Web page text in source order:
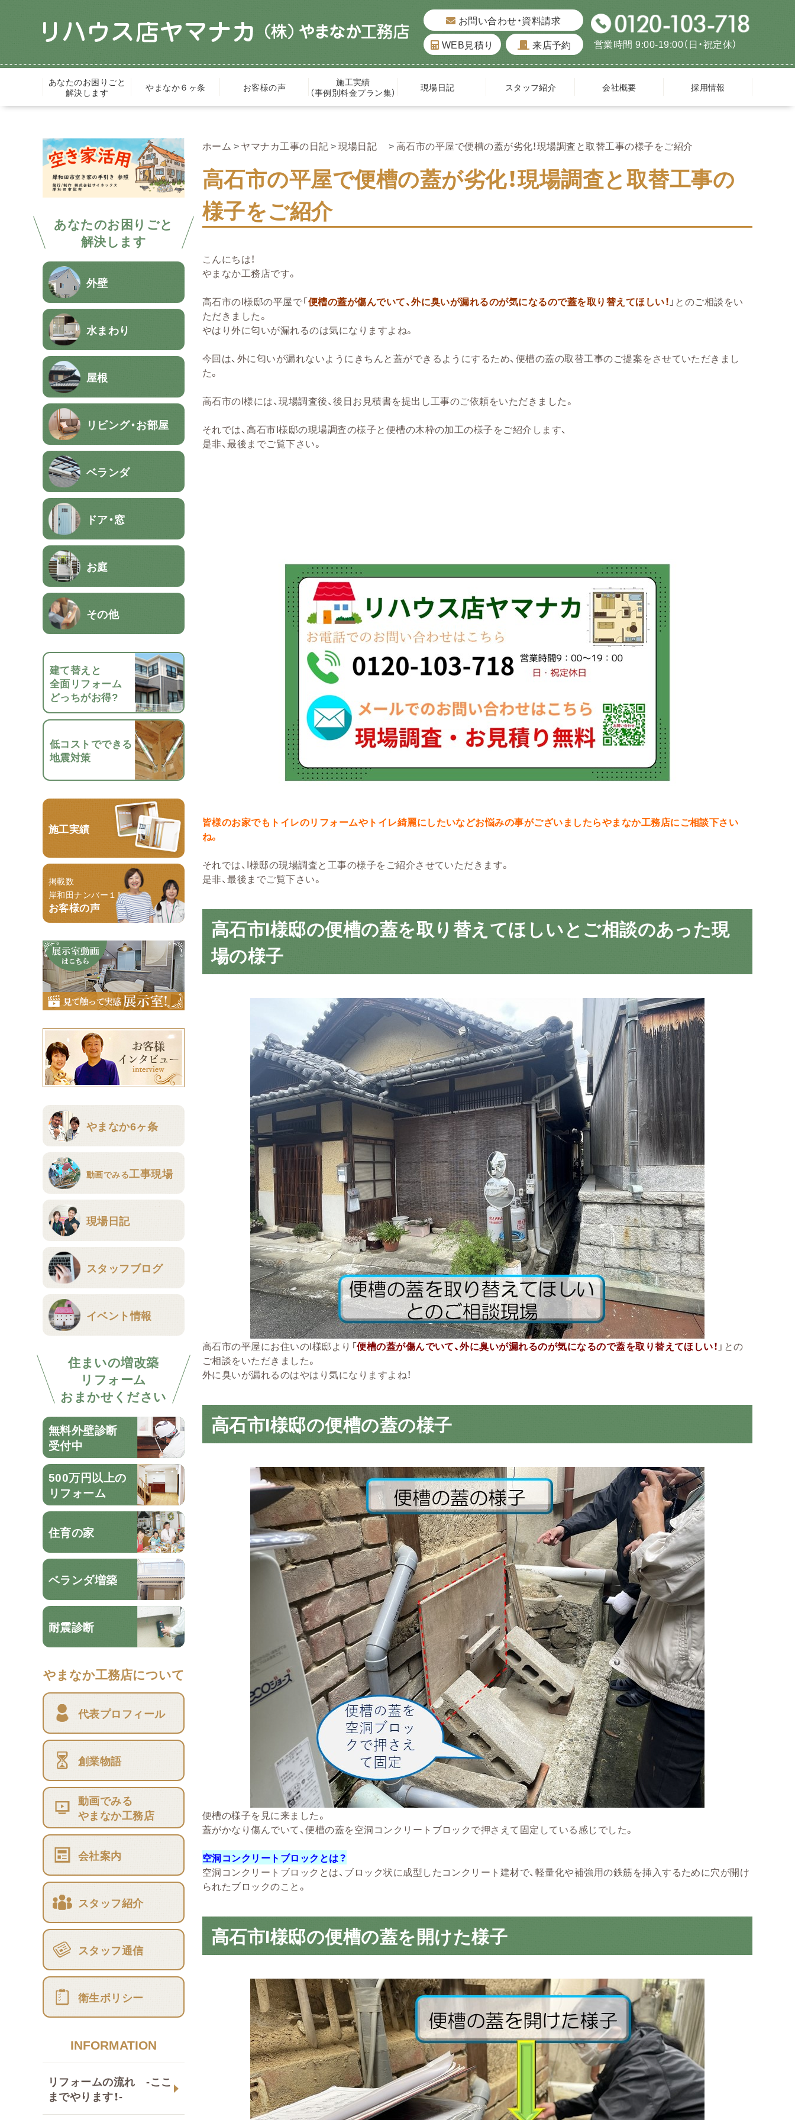
お問い合わせ・資料請求
WEB見積り
来店予約 営業時間 9:00-19:00（日・祝定休）
あなたのお困りごと
解決します
やまなか６ヶ条 お客様の声
施工実績
（事例別料金プラン集）
現場日記 スタッフ紹介 会社概要 採用情報
あなたのお困りごと
解決します
外壁
水まわり
屋根
リビング・お部屋
ベランダ
ドア・窓
お庭
その他
建て替えと
全面リフォーム
どっちがお得?
低コストでできる
地震対策
施工実績
掲載数
岸和田ナンバー１！
お客様の声
やまなか6ヶ条
動画でみる工事現場
現場日記
スタッフブログ
イベント情報
住まいの増改築
リフォーム
おまかせください
無料外壁診断
受付中
500万円以上の
リフォーム
住育の家
ベランダ増築
耐震診断
やまなか工務店について
代表プロフィール
創業物語
動画でみる
やまなか工務店
会社案内
スタッフ紹介
スタッフ通信
衛生ポリシー
INFORMATION
リフォームの流れ -ここ
までやります！-
ホーム ヤマナカ工事の日記 現場日記 高石市の平屋で便槽の蓋が劣化！現場調査と取替工事の様子をご紹介
高石市の平屋で便槽の蓋が劣化！現場調査と取替工事の
様子をご紹介
こんにちは！
やまなか工務店です。
高石市のI様邸の平屋で「便槽の蓋が傷んでいて、外に臭いが漏れるのが気になるので蓋を取り替えてほしい！ 」とのご相談をい
ただきました。
やはり外に匂いが漏れるのは気になりますよね。
今回は、外に匂いが漏れないようにきちんと蓋ができるようにするため、便槽の蓋の取替工事のご提案をさせていただきまし
た。
高石市のI様には、現場調査後、後日お見積書を提出し工事のご依頼をいただきました。
それでは、高石市I様邸の現場調査の様子と便槽の木枠の加工の様子をご紹介します、
是非、最後までご覧下さい。
皆様のお家でもトイレのリフォームやトイレ綺麗にしたいなどお悩みの事がございましたらやまなか工務店にご相談下さい
ね。
それでは、I様邸の現場調査と工事の様子をご紹介させていただきます。
是非、最後までご覧下さい。
高石市I様邸の便槽の蓋を取り替えてほしいとご相談のあった現
場の様子
高石市の平屋にお住いのI様邸より「便槽の蓋が傷んでいて、外に臭いが漏れるのが気になるので蓋を取り替えてほしい！ 」との
ご相談をいただきました。
外に臭いが漏れるのはやはり気になりますよね！
高石市I様邸の便槽の蓋の様子
便槽の様子を見に来ました。
蓋がかなり傷んでいて、便槽の蓋を空洞コンクリートブロックで押さえて固定している感じでした。
空洞コンクリートブロックとは？
空洞コンクリートブロックとは、ブロック状に成型したコンクリート建材で、軽量化や補強用の鉄筋を挿入するために穴が開け
られたブロックのこと。
高石市I様邸の便槽の蓋を開けた様子